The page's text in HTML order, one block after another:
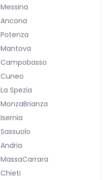
Messina
Ancona
Potenza
Mantova
Campobasso
Cuneo
La Spezia
MonzaBrianza
Isernia
Sassuolo
Andria
MassaCarrara
Chieti